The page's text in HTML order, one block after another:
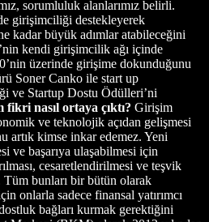
sorumluluk alanlarımız belirli.
girişimciliği destekleyerek
kadar büyük adımlar atabileceğini
kendi girişimcilik ağı içinde
üzerinde girişime dokunduğunu
Soner Canko ile start up
ve Startup Dostu Ödülleri’ni
nasıl ortaya çıktı? Girişim
ve teknolojik açıdan gelişmesi
artık kimse inkar edemez. Yeni
ve başarıya ulaşabilmesi için
cesaretlendirilmesi ve teşvik
bunları bir bütün olarak
onlarla sadece finansal yatırımcı
bağları kurmak gerektiğini